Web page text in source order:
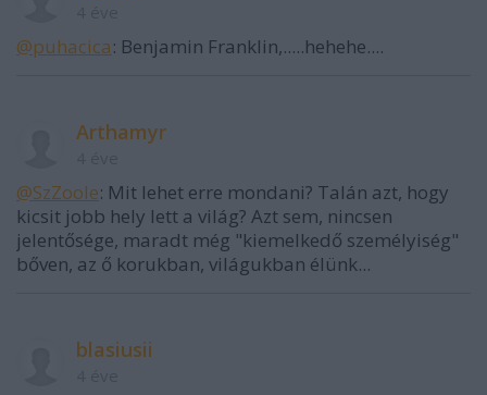
@puhacica: Benjamin Franklin,.....hehehe....
Arthamyr
@SzZoole: Mit lehet erre mondani? Talán azt, hogy
kicsit jobb hely lett a világ? Azt sem, nincsen
jelentősége, maradt még "kiemelkedő személyiség"
bőven, az ő korukban, világukban élünk...
blasiusii